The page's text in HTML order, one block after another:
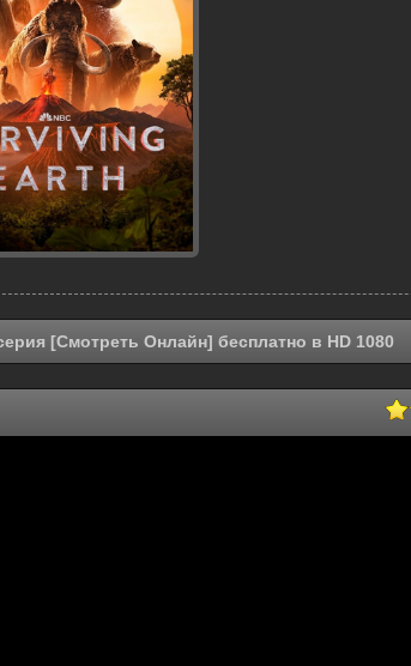
[Смотреть Онлайн] бесплатно в HD 1080